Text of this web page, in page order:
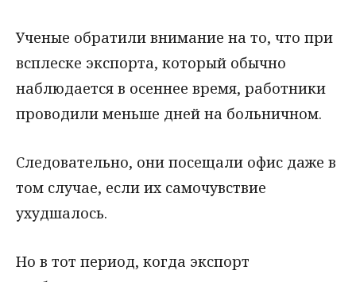
Ученые обратили внимание на то, что при
всплеске экспорта, который обычно
наблюдается в осеннее время, работники
проводили меньше дней на больничном.
Следовательно, они посещали офис даже в
том случае, если их самочувствие
ухудшалось.
Но в тот период, когда экспорт